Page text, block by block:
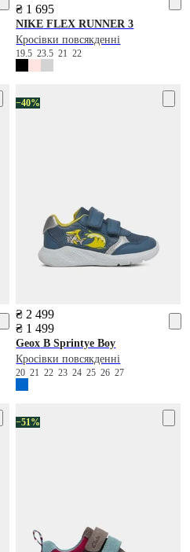
₴ 1 695
NIKE FLEX RUNNER 3
Кросівки повсякденні
19.523.52122
−40%
₴ 2 499
₴ 1 499
Geox B Sprintye Boy
Кросівки повсякденні
2021222324252627
−51%